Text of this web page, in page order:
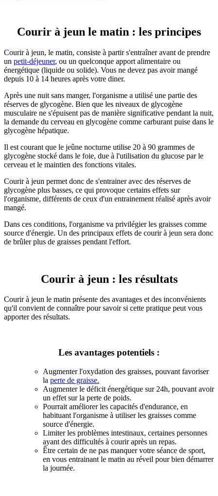
Courir à jeun le matin : les principes
Courir à jeun, le matin, consiste à partir s'entraîner avant de prendre
un petit-déjeuner, ou un quelconque apport alimentaire ou
énergétique (liquide ou solide). Vous ne devez pas avoir mangé
depuis 10 à 14 heures après votre diner.
Après une nuit sans manger, l'organisme a utilisé une partie des
réserves de glycogène. Bien que les niveaux de glycogène
musculaire ne s'épuisent pas de manière significative pendant la nuit,
la demande du cerveau en glycogène comme carburant puise dans le
glycogène hépatique.
Il est courant que le jeûne nocturne utilise 20 à 90 grammes de
glycogène stocké dans le foie, due à l'utilisation du glucose par le
cerveau et le maintien des fonctions vitales.
Courir à jeun permet donc de s'entrainer avec des réserves de
glycogène plus basses, ce qui provoque certains effets sur
l'organisme, différents de ceux d'un entrainement réalisé après avoir
mangé.
Dans ces conditions, l'organisme va privilégier les graisses comme
source d'énergie. Un des principaux effets de courir à jeun sera donc
de brûler plus de graisses pendant l'effort.
Courir à jeun : les résultats
Courir à jeun le matin présente des avantages et des inconvénients
qu'il convient de connaître pour savoir si cette pratique peut vous
apporter des résultats.
Les avantages potentiels :
Augmenter l'oxydation des graisses, pouvant favoriser
la perte de graisse.
Augmenter le déficit énergétique sur 24h, pouvant avoir
un effet sur la perte de poids.
Pourrait améliorer les capacités d'endurance, en
habituant l'organisme à utiliser les graisses comme
source d'énergie.
Limiter les problèmes intestinaux, certaines personnes
ayant des difficultés à courir après un repas.
Être certain de ne pas manquer votre séance de sport,
en vous entrainant le matin au réveil pour bien démarrer
la journée.